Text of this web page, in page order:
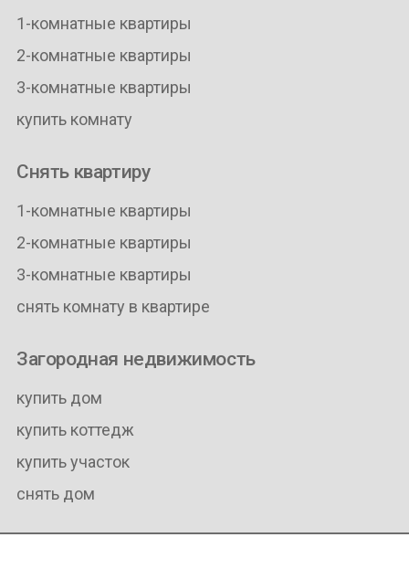
1-комнатные квартиры
2-комнатные квартиры
3-комнатные квартиры
купить комнату
Снять квартиру
1-комнатные квартиры
2-комнатные квартиры
3-комнатные квартиры
снять комнату в квартире
Загородная недвижимость
купить дом
купить коттедж
купить участок
снять дом